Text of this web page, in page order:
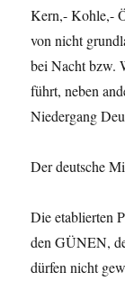
Kern,- Kohle,-
von nicht
bei Nacht bzw.
führt, neben
Niedergang
Der deutsche
Die etablierten
den GÜNEN,
dürfen nicht